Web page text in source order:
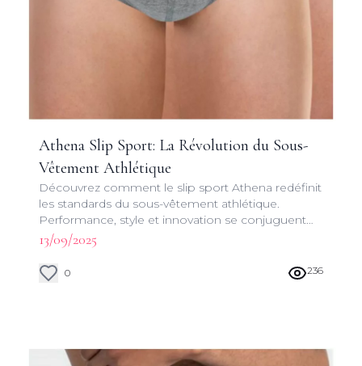
Athena Slip Sport: La Révolution du Sous-
Vêtement Athlétique
Découvrez comment le slip sport Athena redéfinit
les standards du sous-vêtement athlétique.
Performance, style et innovation se conjuguent
pour une expérience inégalée.
13/09/2025
0 236